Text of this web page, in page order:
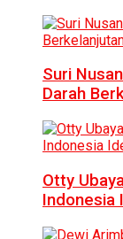
Suri
Darah
Otty
Indonesia